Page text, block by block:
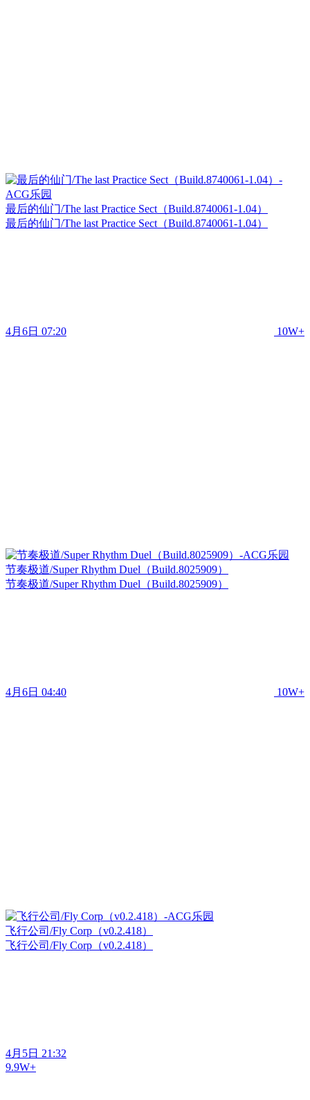
最后的仙门/The last Practice Sect（Build.8740061-1.04）
最后的仙门/The last Practice Sect（Build.8740061-1.04）
4月6日 07:20 10W+
节奏极道/Super Rhythm Duel（Build.8025909）
节奏极道/Super Rhythm Duel（Build.8025909）
4月6日 04:40 10W+
飞行公司/Fly Corp（v0.2.418）
飞行公司/Fly Corp（v0.2.418）
4月5日 21:32
9.9W+